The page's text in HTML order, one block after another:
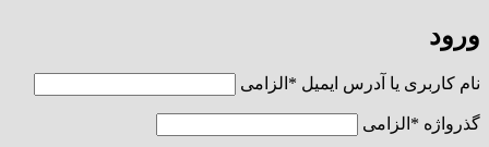
ورود
نام کاربری یا آدرس ایمیل * الزامی
گذرواژه * الزامی